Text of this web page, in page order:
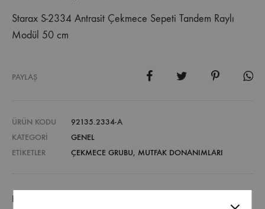
Starax S-2334 Antrasit Çekmece Sepeti Tandem Raylı
Modül 50 cm
PAYLAŞ
ÜRÜN KODU
92135.2334-A
KATEGORI
GENEL
ETIKETLER
ÇEKMECE GRUBU, MUTFAK DONANIMLARI
EK BILGI